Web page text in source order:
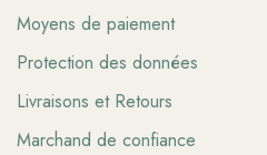
Moyens de paiement
Protection des données
Livraisons et Retours
Marchand de confiance